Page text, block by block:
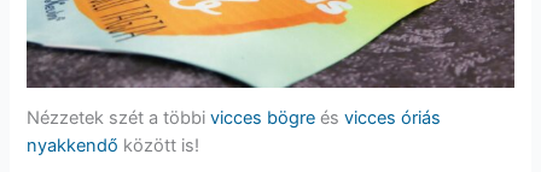
Nézzetek szét a többivicces bögre ésvicces óriás
nyakkendő között is!